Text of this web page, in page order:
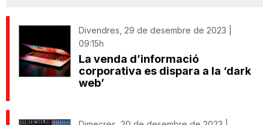
Divendres, 29 de desembre de 2023 |
09:15h
La venda d’informació
corporativa es dispara a la ‘dark
web’